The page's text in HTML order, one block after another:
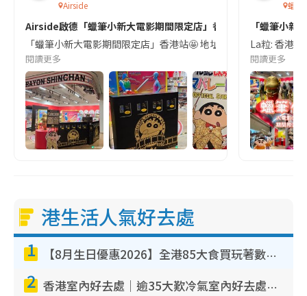
Airside
Airside啟德「蠟筆小新大電影期間限定店」香港站
「蠟筆小新大電影期間限定店」香港站🤩 地址：啟德 AIRSIDE
閱讀更多
蠟筆
「蠟筆小新
La粒: 香港
閱讀更多
港生活人氣好去處
1 【8月生日優惠2026】全港85大食買玩著數攻略 自助餐/火鍋放題同行免費＋誠品/DONKI送現金券
2 香港室內好去處｜逾35大歎冷氣室內好去處推介 室內活動免費避雨無懼落雨